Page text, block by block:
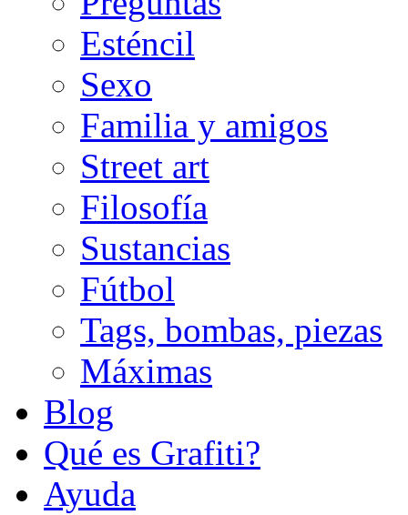
Esténcil
Sexo
Familia y amigos
Street art
Filosofía
Sustancias
Fútbol
Tags, bombas, piezas
Máximas
Blog
Qué es Grafiti?
Ayuda